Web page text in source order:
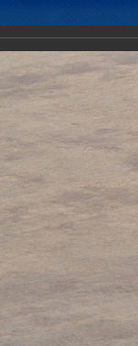
Новости
учение